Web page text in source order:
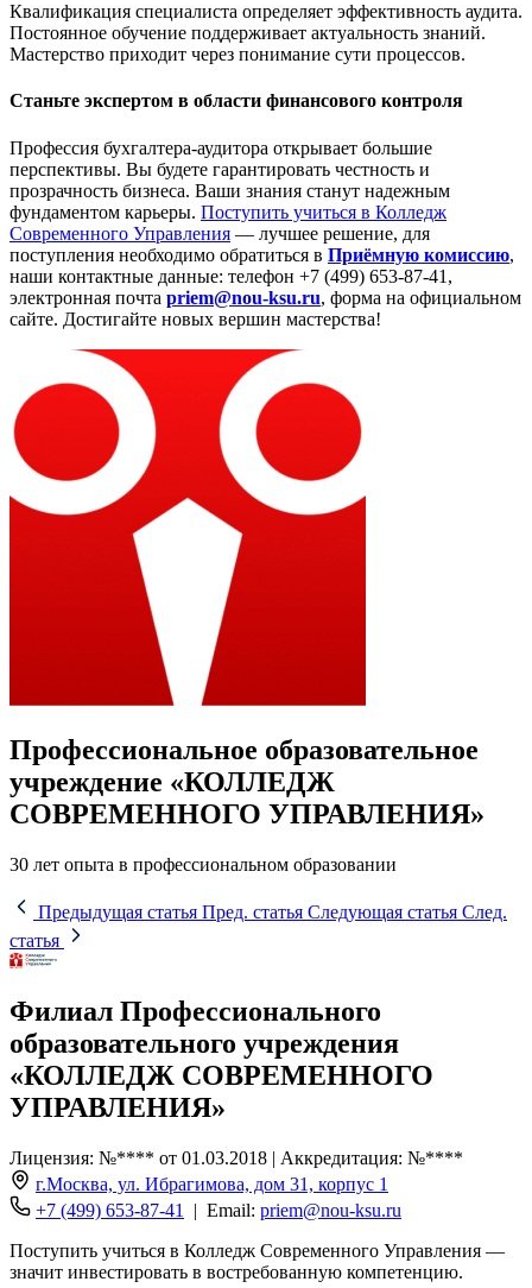
Квалификация специалиста определяет эффективность аудита.
Постоянное обучение поддерживает актуальность знаний.
Мастерство приходит через понимание сути процессов.
Станьте экспертом в области финансового контроля
Профессия бухгалтера-аудитора открывает большие
перспективы. Вы будете гарантировать честность и
прозрачность бизнеса. Ваши знания станут надежным
фундаментом карьеры. Поступить учиться в Колледж
Современного Управления — лучшее решение, для
поступления необходимо обратиться в Приёмную комиссию,
наши контактные данные: телефон +7 (499) 653-87-41,
электронная почта priem@nou-ksu.ru, форма на официальном
сайте. Достигайте новых вершин мастерства!
Профессиональное образовательное
учреждение «КОЛЛЕДЖ
СОВРЕМЕННОГО УПРАВЛЕНИЯ»
30 лет опыта в профессиональном образовании
Предыдущая статья Пред. статья Следующая статья След.
статья
Филиал Профессионального
образовательного учреждения
«КОЛЛЕДЖ СОВРЕМЕННОГО
УПРАВЛЕНИЯ»
Лицензия: №**** от 01.03.2018 | Аккредитация: №****
г.Москва, ул. Ибрагимова, дом 31, корпус 1
+7 (499) 653-87-41
| Email: priem@nou-ksu.ru
Поступить учиться в Колледж Современного Управления —
значит инвестировать в востребованную компетенцию.